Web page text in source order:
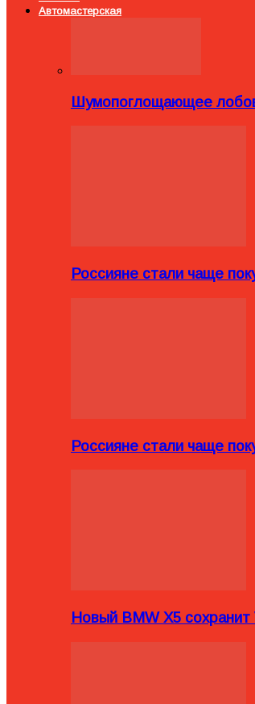
Автомастерская
Шумопоглощающее
Россияне стали чаще
Россияне стали чаще
Новый BMW X5 сохранит